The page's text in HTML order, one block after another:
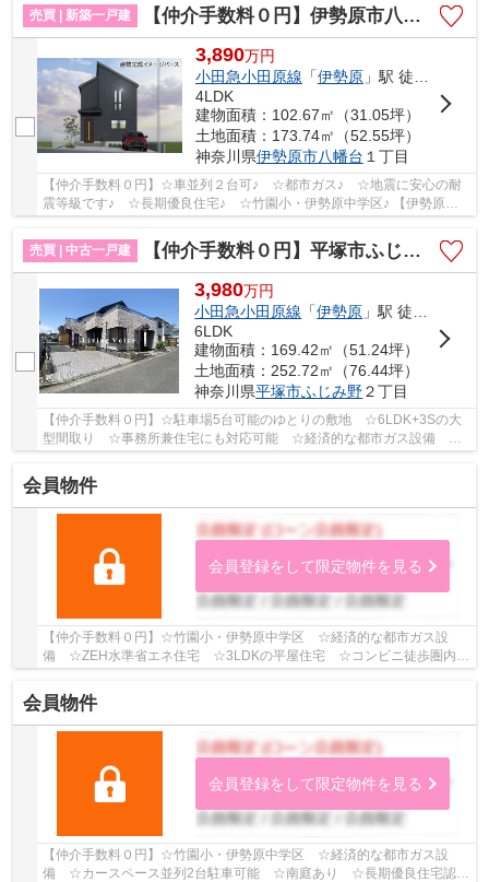
売買 | 新築一戸建 【仲介手数料０円】伊勢原市八幡台3期 1号棟 新築一戸建て
3,890万円
小田急小田原線 「伊勢原」駅 徒歩19分
4LDK
建物面積：102.67㎡（31.05坪）
土地面積：173.74㎡（52.55坪）
神奈川県伊勢原市八幡台 １丁目
【仲介手数料０円】☆車並列２台可♪ ☆都市ガス♪ ☆地震に安心の耐
震等級です♪ ☆長期優良住宅♪ ☆竹園小・伊勢原中学区♪ 【伊勢原市
売買 | 中古一戸建
【仲介手数料０円】平塚市ふじみ野2丁目 中古一戸建て
3,980万円
小田急小田原線 「伊勢原 」駅 徒歩34分
6LDK
建物面積：169.42㎡（51.24坪）
土地面積：252.72㎡（76.44坪）
神奈川県平塚市ふじみ野２丁目
【仲介手数料０円】☆駐車場5台可能のゆとりの敷地 ☆6LDK+3Sの大
型間取り ☆事務所兼住宅にも対応可能 ☆経済的な都市ガス設備 ☆
会員物件
会員登録をして限定物件を見る
【仲介手数料０円】☆竹園小・伊勢原中学区 ☆経済的な都市ガス設
備 ☆ZEH水準省エネ住宅 ☆3LDKの平屋住宅 ☆コンビニ徒歩圏内
☆カースペース2台駐車可能♪ 【伊勢原市の新築一戸建て...
会員物件
会員登録をして限定物件を見る
【仲介手数料０円】☆竹園小・伊勢原中学区 ☆経済的な都市ガス設
備 ☆カースペース並列2台駐車可能 ☆南庭あり ☆長期優良住宅認定